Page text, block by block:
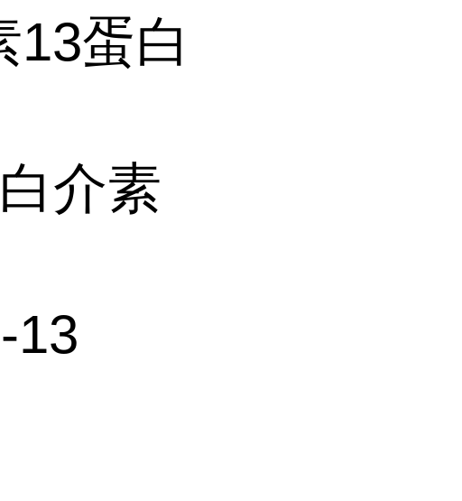
13蛋白
介素
13